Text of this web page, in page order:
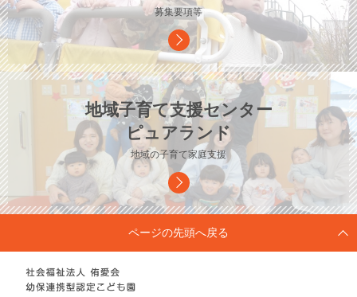
募集要項等
地域子育て支援センター
ピュアランド
地域の子育て家庭支援
ページの先頭へ戻る